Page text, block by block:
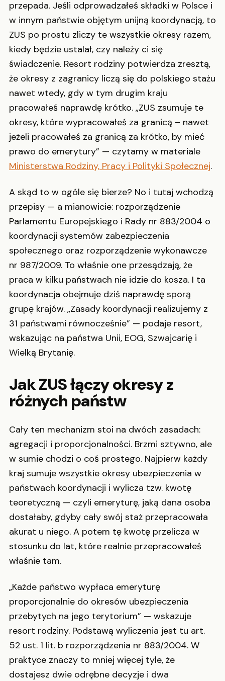
przepada. Jeśli odprowadzałeś składki w Polsce i
w innym państwie objętym unijną koordynacją, to
ZUS po prostu zliczy te wszystkie okresy razem,
kiedy będzie ustalał, czy należy ci się
świadczenie. Resort rodziny potwierdza zresztą,
że okresy z zagranicy liczą się do polskiego stażu
nawet wtedy, gdy w tym drugim kraju
pracowałeś naprawdę krótko. „ZUS zsumuje te
okresy, które wypracowałeś za granicą – nawet
jeżeli pracowałeś za granicą za krótko, by mieć
prawo do emerytury” — czytamy w materiale
Ministerstwa Rodziny, Pracy i Polityki Społecznej.
A skąd to w ogóle się bierze? No i tutaj wchodzą
przepisy — a mianowicie: rozporządzenie
Parlamentu Europejskiego i Rady nr 883/2004 o
koordynacji systemów zabezpieczenia
społecznego oraz rozporządzenie wykonawcze
nr 987/2009. To właśnie one przesądzają, że
praca w kilku państwach nie idzie do kosza. I ta
koordynacja obejmuje dziś naprawdę sporą
grupę krajów. „Zasady koordynacji realizujemy z
31 państwami równocześnie” — podaje resort,
wskazując na państwa Unii, EOG, Szwajcarię i
Wielką Brytanię.
Jak ZUS łączy okresy z
różnych państw
Cały ten mechanizm stoi na dwóch zasadach:
agregacji i proporcjonalności. Brzmi sztywno, ale
w sumie chodzi o coś prostego. Najpierw każdy
kraj sumuje wszystkie okresy ubezpieczenia w
państwach koordynacji i wylicza tzw. kwotę
teoretyczną — czyli emeryturę, jaką dana osoba
dostałaby, gdyby cały swój staż przepracowała
akurat u niego. A potem tę kwotę przelicza w
stosunku do lat, które realnie przepracowałeś
właśnie tam.
„Każde państwo wypłaca emeryturę
proporcjonalnie do okresów ubezpieczenia
przebytych na jego terytorium” — wskazuje
resort rodziny. Podstawą wyliczenia jest tu art.
52 ust. 1 lit. b rozporządzenia nr 883/2004. W
praktyce znaczy to mniej więcej tyle, że
dostajesz dwie odrębne decyzje i dwa